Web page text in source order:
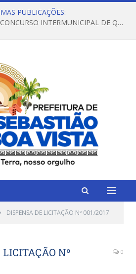
PUBLICAÇÕES:
REGULAMENTO DO X CONCURSO INTERMUNICIPAL DE QUADRILHAS JUNINAS – 2026 – ARRAIÁ DA VENEZA
DISPENSA DE LICITAÇÃO Nº 001/2017
LICITAÇÃO Nº
0